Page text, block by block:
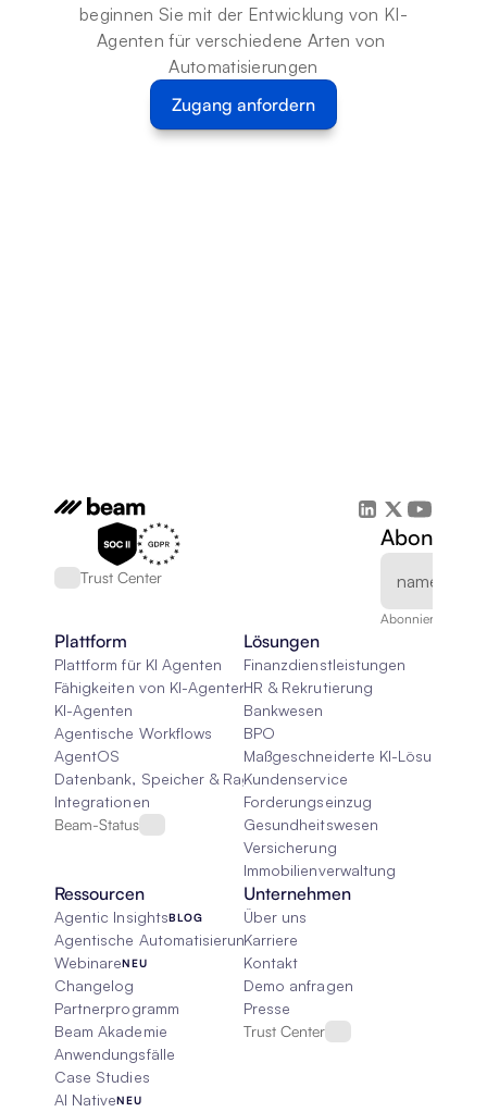
beginnen Sie mit der Entwicklung von KI-
Agenten für verschiedene Arten von
Automatisierungen
Zugang anfordern
Trust Center
Abonnieren Sie
Plattform
Plattform für KI Agenten
Fähigkeiten von KI-Agenten
KI-Agenten
Agentische Workflows
AgentOS
Datenbank, Speicher & Rag
Integrationen
Beam-Status
Lösungen
Finanzdienstleistungen
HR & Rekrutierung
Bankwesen
BPO
Maßgeschneiderte KI-Lösungen
Kundenservice
Forderungseinzug
Gesundheitswesen
Versicherung
Immobilienverwaltung
Ressourcen
Agentic InsightsBLOG
Agentische Automatisierung 101
WebinareNEU
Changelog
Partnerprogramm
Beam Akademie
Anwendungsfälle
Case Studies
AI NativeNEU
Unternehmen
Über uns
Karriere
Kontakt
Demo anfragen
Presse
Trust Center